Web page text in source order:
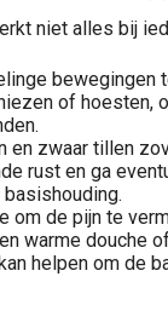
niet alles bij
bewegingen
of hoesten,
en zwaar tillen
rust en ga
om de pijn te
warme douche
helpen om de